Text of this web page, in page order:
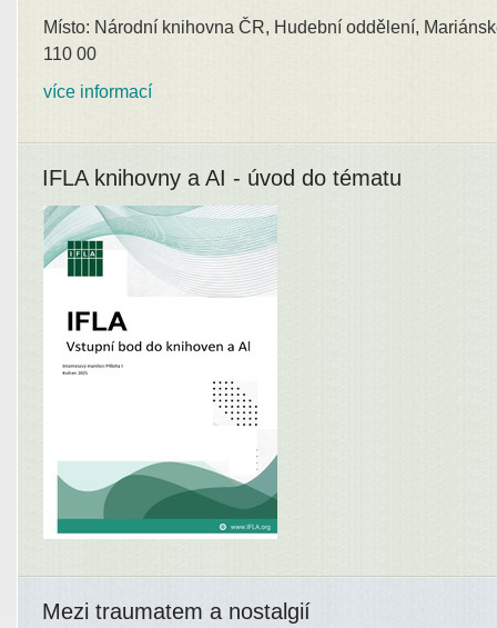
Místo: Národní knihovna ČR, Hudební oddělení,
110 00
více informací
IFLA knihovny a AI - úvod do tématu
Mezi traumatem a nostalgií